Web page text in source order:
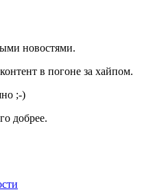
новостями.
в погоне за хайпом.
;-)
добрее.